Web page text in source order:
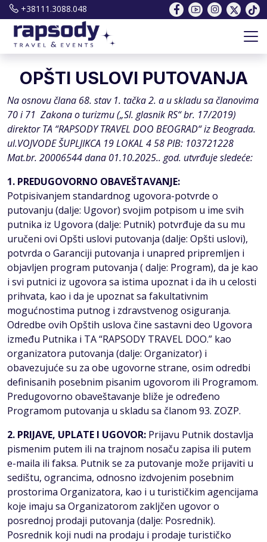
+38111.3088.048
OPŠTI USLOVI PUTOVANJA
Na osnovu člana 68. stav 1. tačka 2. a u skladu sa članovima
70 i 71 Zakona o turizmu („Sl. glasnik RS“ br. 17/2019)
direktor TA “RAPSODY TRAVEL DOO BEOGRAD“ iz Beograda.
ul.VOJVODE ŠUPLJIKCA 19 LOKAL 4 58 PIB: 103721228
Mat.br. 20006544 dana 01.10.2025.. god. utvrđuje sledeće:
1. PREDUGOVORNO OBAVEŠTAVANJE:
Potpisivanjem standardnog ugovora-potvrde o
putovanju (dalje: Ugovor) svojim potpisom u ime svih
putnika iz Ugovora (dalje: Putnik) potvrđuje da su mu
uručeni ovi Opšti uslovi putovanja (dalje: Opšti uslovi),
potvrda o Garanciji putovanja i unapred pripremljen i
objavljen program putovanja ( dalje: Program), da je kao
i svi putnici iz ugovora sa istima upoznat i da ih u celosti
prihvata, kao i da je upoznat sa fakultativnim
mogućnostima putnog i zdravstvenog osiguranja.
Odredbe ovih Opštih uslova čine sastavni deo Ugovora
između Putnika i TA “RAPSODY TRAVEL DOO.” kao
organizatora putovanja (dalje: Organizator) i
obavezujuće su za obe ugovorne strane, osim odredbi
definisanih posebnim pisanim ugovorom ili Programom.
Predugovorno obaveštavanje bliže je određeno
Programom putovanja u skladu sa članom 93. ZOZP.
2. PRIJAVE, UPLATE I UGOVOR: Prijavu Putnik dostavlja
pismenim putem ili na trajnom nosaču zapisa ili putem
e-maila ili faksa. Putnik se za putovanje može prijaviti u
sedištu, ograncima, odnosno izdvojenim posebnim
prostorima Organizatora, kao i u turističkim agencijama
koje imaju sa Organizatorom zakljčen ugovor o
posrednoj prodaji putovanja (dalje: Posrednik).
Posrednik koji nudi na prodaju i prodaje turističko